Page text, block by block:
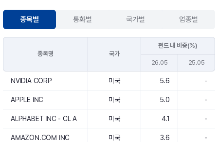
종목별 통화별 국가별 업종별
종목명 국가
펀드 내 비중(%)
26.05 25.05
NVIDIA CORP 미국 5.6 -
APPLE INC 미국 5.0 -
ALPHABET INC - CL A 미국 4.1 -
AMAZON.COM INC 미국 3.6 -